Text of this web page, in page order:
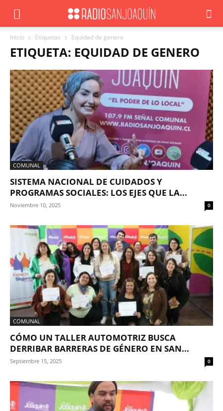
Inicio Etiquetas Equidad de genero
ETIQUETA: EQUIDAD DE GENERO
COMUNAL
SISTEMA NACIONAL DE CUIDADOS Y
PROGRAMAS SOCIALES: LOS EJES QUE LA...
Noviembre 10, 2025 0
COMUNAL
CÓMO UN TALLER AUTOMOTRIZ BUSCA
DERRIBAR BARRERAS DE GÉNERO EN SAN...
Septiembre 15, 2025 0